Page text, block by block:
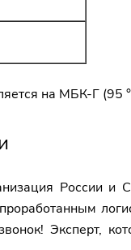
на МБК-Г (95